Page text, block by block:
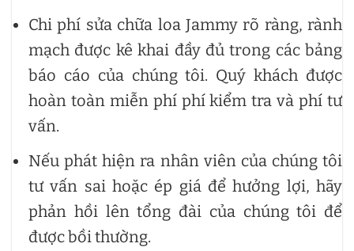
Chi phí sửa chữa loa Jammy rõ ràng, rành
mạch được kê khai đầy đủ trong các bảng
báo cáo của chúng tôi. Quý khách được
hoàn toàn miễn phí phí kiểm tra và phí tư
vấn.
Nếu phát hiện ra nhân viên của chúng tôi
tư vấn sai hoặc ép giá để hưởng lợi, hãy
phản hồi lên tổng đài của chúng tôi để
được bồi thường.